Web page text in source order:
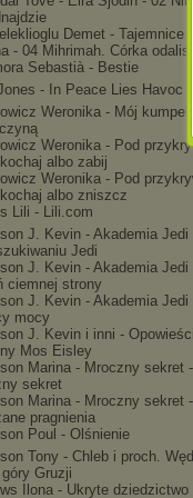
lu Demet - Tajemnice
- 04 Mihrimah. Córka odaliski
Sebastià - Bestie
- In Peace Lies Havoc
Weronika - Mój kumpel
Weronika - Pod
albo zabij
Weronika - Pod
albo zniszcz
Lili - Lili.com
J. Kevin - Akademia Jedi
Jedi
J. Kevin - Akademia Jedi
ciemnej strony
J. Kevin - Akademia Jedi
mocy
J. Kevin i inni -
Mos Eisley
Marina - Mroczny sekret
sekret
Marina - Mroczny sekret
pragnienia
Poul - Olśnienie
Tony - Chleb i proch.
Gruzji
Ilona - Ukryte dziedzictwo